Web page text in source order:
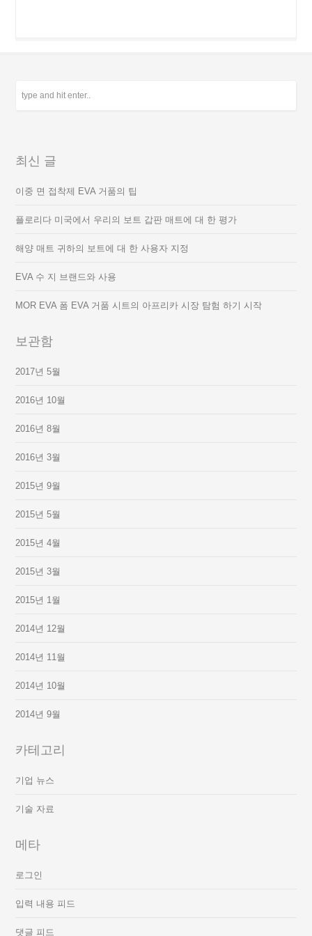
최신 글
이중 면 접착제 EVA 거품의 팁
플로리다 미국에서 우리의 보트 갑판 매트에 대 한 평가
해양 매트 귀하의 보트에 대 한 사용자 지정
EVA 수 지 브랜드와 사용
MOR EVA 폼 EVA 거품 시트의 아프리카 시장 탐험 하기 시작
보관함
2017년 5월
2016년 10월
2016년 8월
2016년 3월
2015년 9월
2015년 5월
2015년 4월
2015년 3월
2015년 1월
2014년 12월
2014년 11월
2014년 10월
2014년 9월
카테고리
기업 뉴스
기술 자료
메타
로그인
입력 내용 피드
댓글 피드